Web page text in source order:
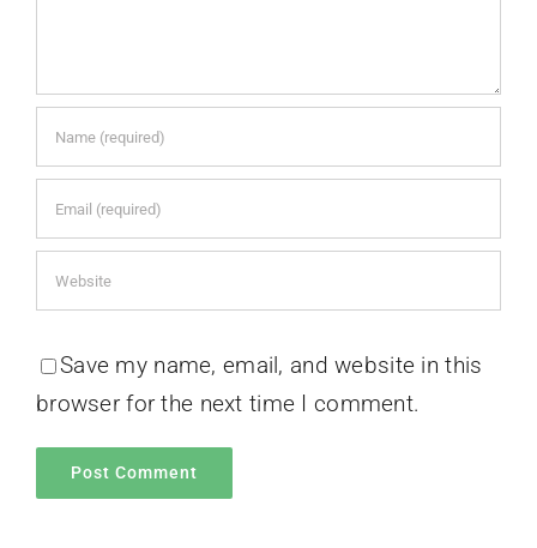
Save my name, email, and website in this
browser for the next time I comment.